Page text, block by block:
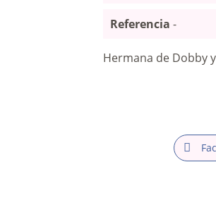
Referencia -
Hermana de Dobby